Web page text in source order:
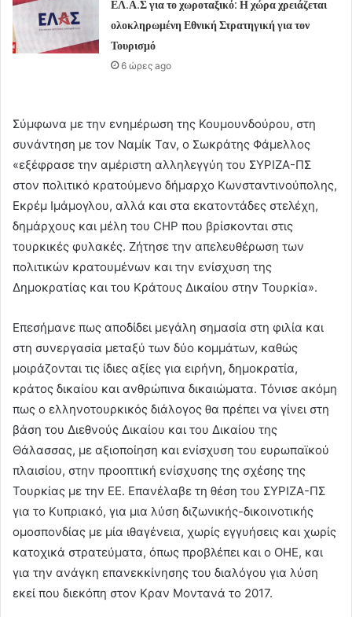
ΕΛ.Α.Σ για το χωροταξικό: Η χώρα χρειάζεται
ολοκληρωμένη Εθνική Στρατηγική για τον
Τουρισμό
6 ώρες ago
Σύμφωνα με την ενημέρωση της Κουμουνδούρου, στη
συνάντηση με τον Ναμίκ Ταν, ο Σωκράτης Φάμελλος
«εξέφρασε την αμέριστη αλληλεγγύη του ΣΥΡΙΖΑ-ΠΣ
στον πολιτικό κρατούμενο δήμαρχο Κωνσταντινούπολης,
Εκρέμ Ιμάμογλου, αλλά και στα εκατοντάδες στελέχη,
δημάρχους και μέλη του CHP που βρίσκονται στις
τουρκικές φυλακές. Ζήτησε την απελευθέρωση των
πολιτικών κρατουμένων και την ενίσχυση της
Δημοκρατίας και του Κράτους Δικαίου στην Τουρκία».
Επεσήμανε πως αποδίδει μεγάλη σημασία στη φιλία και
στη συνεργασία μεταξύ των δύο κομμάτων, καθώς
μοιράζονται τις ίδιες αξίες για ειρήνη, δημοκρατία,
κράτος δικαίου και ανθρώπινα δικαιώματα. Τόνισε ακόμη
πως ο ελληνοτουρκικός διάλογος θα πρέπει να γίνει στη
βάση του Διεθνούς Δικαίου και του Δικαίου της
Θάλασσας, με αξιοποίηση και ενίσχυση του ευρωπαϊκού
πλαισίου, στην προοπτική ενίσχυσης της σχέσης της
Τουρκίας με την ΕΕ. Επανέλαβε τη θέση του ΣΥΡΙΖΑ-ΠΣ
για το Κυπριακό, για μια λύση διζωνικής-δικοινοτικής
ομοσπονδίας με μία ιθαγένεια, χωρίς εγγυήσεις και χωρίς
κατοχικά στρατεύματα, όπως προβλέπει και ο ΟΗΕ, και
για την ανάγκη επανεκκίνησης του διαλόγου για λύση
εκεί που διεκόπη στον Κραν Μοντανά το 2017.